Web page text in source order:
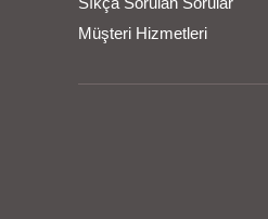
Müşteri Hizmetleri